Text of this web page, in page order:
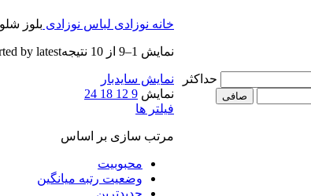
حداكثر
صافی
خانه نوزادی لباس نوزادی بلوز
نمایش 1–9 از 10 نتیجه by latest
نمایش سایدبار
نمایش 9
12
18
24
فیلتر ها
مرتب سازی بر اساس
محبوبیت
وضعیت رتبه میانگین
جدیدترین